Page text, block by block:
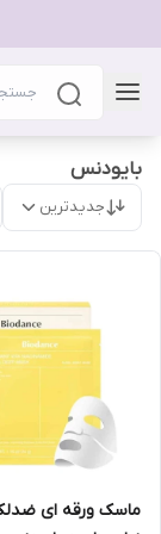
بایودنس
جدیدترین
ماسک ورقه ای